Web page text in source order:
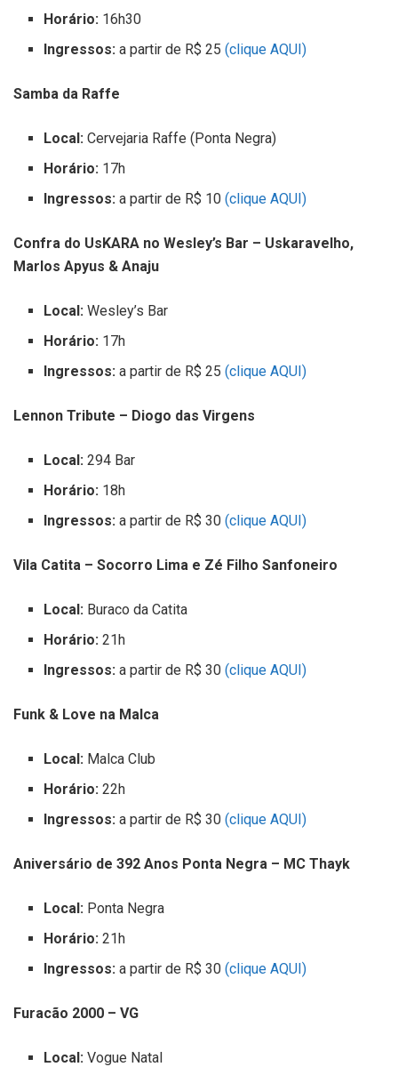
Horário: 16h30
Ingressos:a partir de R$ 25 (clique AQUI)
Samba da Raffe
Local:Cervejaria Raffe (Ponta Negra)
Horário: 17h
Ingressos:a partir de R$ 10(clique AQUI)
Confra do UsKARA no Wesley’s Bar – Uskaravelho,
Marlos Apyus & Anaju
Local:Wesley’s Bar
Horário: 17h
Ingressos:a partir de R$ 25(clique AQUI)
Lennon Tribute – Diogo das Virgens
Local:294 Bar
Horário: 18h
Ingressos:a partir de R$ 30(clique AQUI)
Vila Catita – Socorro Lima e Zé Filho Sanfoneiro
Local: Buraco da Catita
Horário: 21h
Ingressos:a partir de R$ 30 (clique AQUI)
Funk & Love na Malca
Local: Malca Club
Horário: 22h
Ingressos: a partir de R$ 30 (clique AQUI)
Aniversário de 392 Anos Ponta Negra – MC Thayk
Local: Ponta Negra
Horário:21h
Ingressos: a partir de R$ 30 (clique AQUI)
Furacão 2000 – VG
Local:Vogue Natal